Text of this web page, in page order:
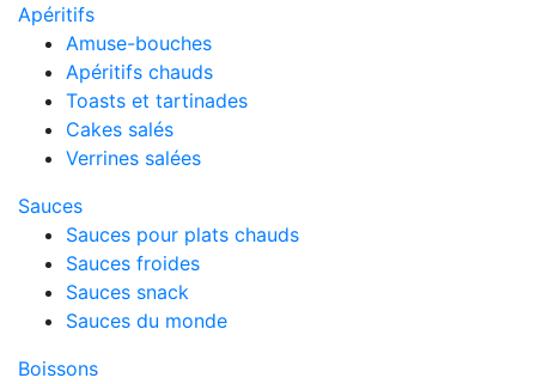
Apéritifs
Amuse-bouches
Apéritifs chauds
Toasts et tartinades
Cakes salés
Verrines salées
Sauces
Sauces pour plats chauds
Sauces froides
Sauces snack
Sauces du monde
Boissons